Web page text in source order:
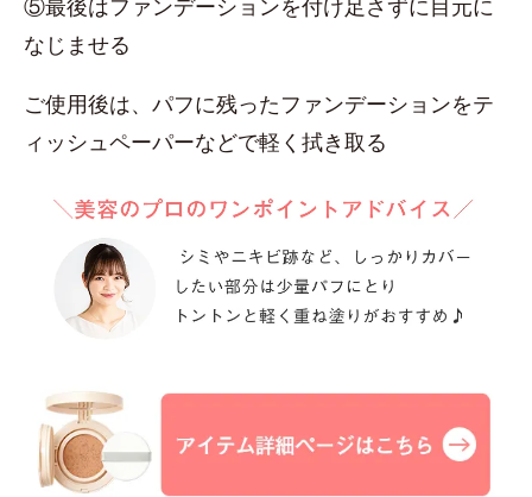
なじませる
ご使用後は、パフに残ったファンデーションをテ
ィッシュペーパーなどで軽く拭き取る